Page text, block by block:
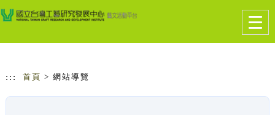
跳到主要內容
網站導覽
::: 首頁 > 網站導覽